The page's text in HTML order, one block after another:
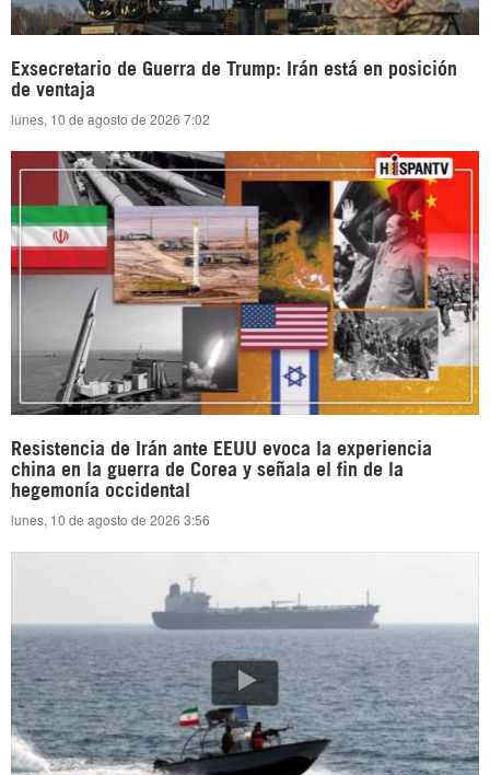
Exsecretario de Guerra de Trump: Irán está en posición
de ventaja
lunes, 10 de agosto de 2026 7:02
Resistencia de Irán ante EEUU evoca la experiencia
china en la guerra de Corea y señala el fin de la
hegemonía occidental
lunes, 10 de agosto de 2026 3:56